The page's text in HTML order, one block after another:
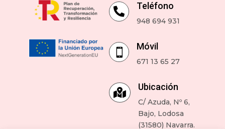

Teléfono
948 694 931

Móvil
671 13 65 27

Ubicación
C/ Azuda, Nº 6,
Bajo, Lodosa
(31580) Navarra.